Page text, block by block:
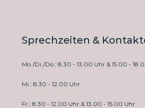
Sprechzeiten &
Mo./Di./Do.: 8.30 - 13.00 Uhr & 15.00 -
Mi.: 8.30 - 12.00 Uhr
Fr.: 8.30 - 12.00 Uhr & 13.00 - 15.00 Uhr